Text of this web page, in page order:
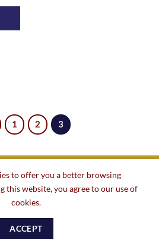
1 2 3
TERMINI U KUNDIZZJONIJIET
2026 ©
to offer you a better browsing
this website, you agree to our use of
cookies.
ACCEPT